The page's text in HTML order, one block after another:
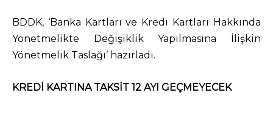
BDDK, ‘Banka Kartları ve Kredi Kartları Hakkında
Yönetmelikte Değişiklik Yapılmasına İlişkin
Yönetmelik Taslağı’ hazırladı.
KREDİ KARTINA TAKSİT 12 AYI GEÇMEYECEK